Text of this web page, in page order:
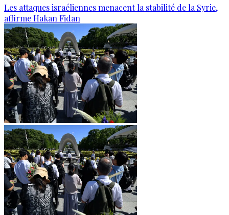
Les attaques israéliennes menacent la stabilité de la Syrie,
affirme Hakan Fidan